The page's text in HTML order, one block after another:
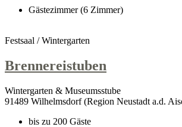
Gästezimmer (6 Zimmer)
Festsaal / Wintergarten
Brennereistuben
Wintergarten & Museumsstube
91489 Wilhelmsdorf (Region Neustadt a.d.
bis zu 200 Gäste